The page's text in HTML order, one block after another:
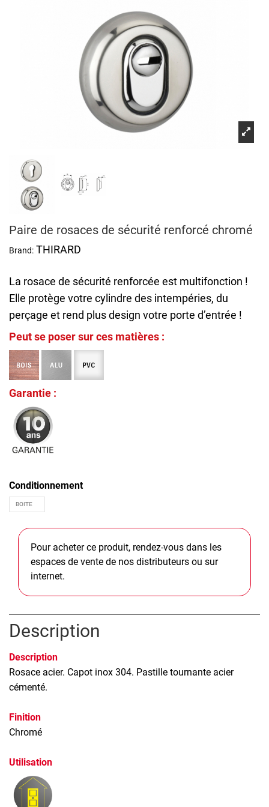
Paire de rosaces de sécurité renforcé chromé
Brand: THIRARD
La rosace de sécurité renforcée est multifonction !
Elle protège votre cylindre des intempéries, du
perçage et rend plus design votre porte d’entrée !
Peut se poser sur ces matières :
Garantie :
Conditionnement
Pour acheter ce produit, rendez-vous dans les
espaces de vente de nos distributeurs ou sur
internet.
Description
Description
Rosace acier. Capot inox 304. Pastille tournante acier
cémenté.
Finition
Chromé
Utilisation